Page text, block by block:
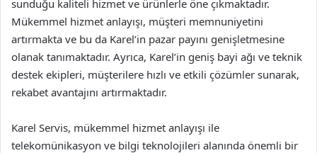
sunduğu kaliteli hizmet ve ürünlerle öne çıkmaktadır.
Mükemmel hizmet anlayışı, müşteri memnuniyetini
artırmakta ve bu da Karel’in pazar payını genişletmesine
olanak tanımaktadır. Ayrıca, Karel’in geniş bayi ağı ve teknik
destek ekipleri, müşterilere hızlı ve etkili çözümler sunarak,
rekabet avantajını artırmaktadır.
Karel Servis, mükemmel hizmet anlayışı ile
telekomünikasyon ve bilgi teknolojileri alanında önemli bir